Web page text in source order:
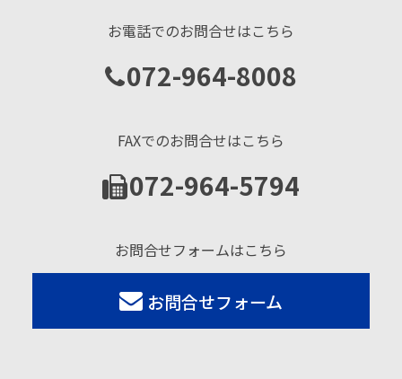
お電話でのお問合せはこちら
072-964-8008
FAXでのお問合せはこちら
072-964-5794
お問合せフォームはこちら
お問合せフォーム